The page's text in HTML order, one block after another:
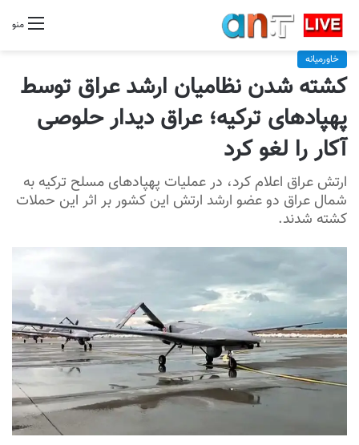
منو
خاورمیانه
کشته شدن نظامیان ارشد عراق توسط
پهپادهای ترکیه؛ عراق دیدار حلوصی
آکار را لغو کرد
ارتش عراق اعلام کرد، در عملیات پهپادهای مسلح ترکیه به
شمال عراق دو عضو ارشد ارتش این کشور بر اثر این حملات
کشته شدند.